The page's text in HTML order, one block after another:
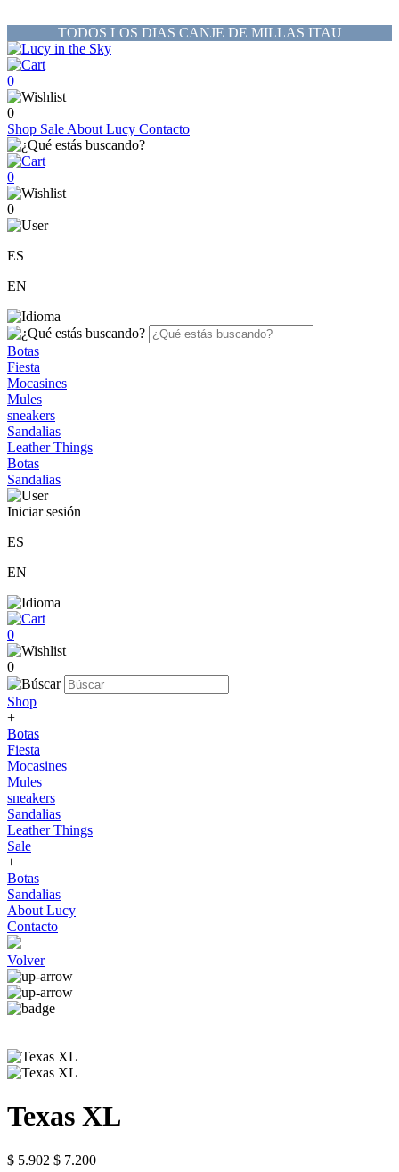
TODOS LOS DIAS CANJE DE MILLAS ITAU
0
0
Shop Sale About Lucy Contacto
0
0
ES
EN
Botas
Fiesta
Mocasines
Mules
sneakers
Sandalias
Leather Things
Botas
Sandalias
Iniciar sesión
ES
EN
0
0
Shop
+
Botas
Fiesta
Mocasines
Mules
sneakers
Sandalias
Leather Things
Sale
+
Botas
Sandalias
About Lucy
Contacto
Volver
Texas XL
$ 5.902 $ 7.200